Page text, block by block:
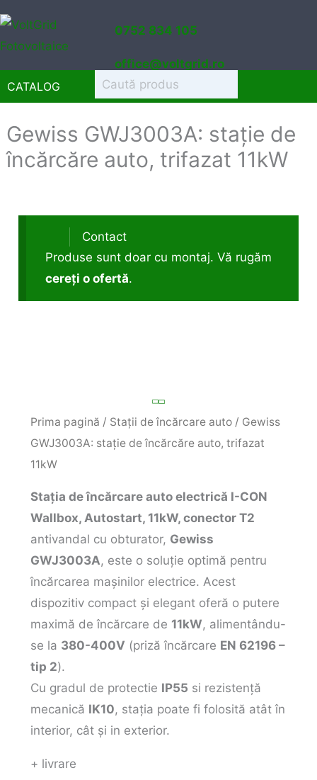
conținut
0752 834 105
office@voltgrid.ro
CATALOG
Gewiss GWJ3003A: stație de
încărcăre auto, trifazat 11kW
Contact
Produse sunt doar cu montaj. Vă rugăm
cereți o ofertă.
Prima pagină / Stații de încărcare auto / Gewiss
GWJ3003A: stație de încărcăre auto, trifazat
11kW
Stația de încărcare auto electrică I-CON
Wallbox, Autostart, 11kW, conector T2
antivandal cu obturator, Gewiss
GWJ3003A, este o soluție optimă pentru
încărcarea mașinilor electrice. Acest
dispozitiv compact și elegant oferă o putere
maximă de încărcare de 11kW, alimentându-
se la 380-400V (priză încărcare EN 62196 –
tip 2).
Cu gradul de protectie IP55 si rezistență
mecanică IK10, stația poate fi folosită atât în
interior, cât și in exterior.
+ livrare